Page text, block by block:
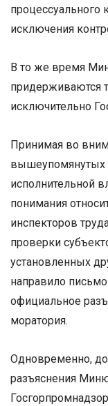
процессуального
исключения
В то же время
придерживаются
исключительно
Принимая во
вышеупомянутых
исполнительной
понимания
инспекторов
проверки
установленных
направило
официальное
моратория.
Одновременно,
разъяснения